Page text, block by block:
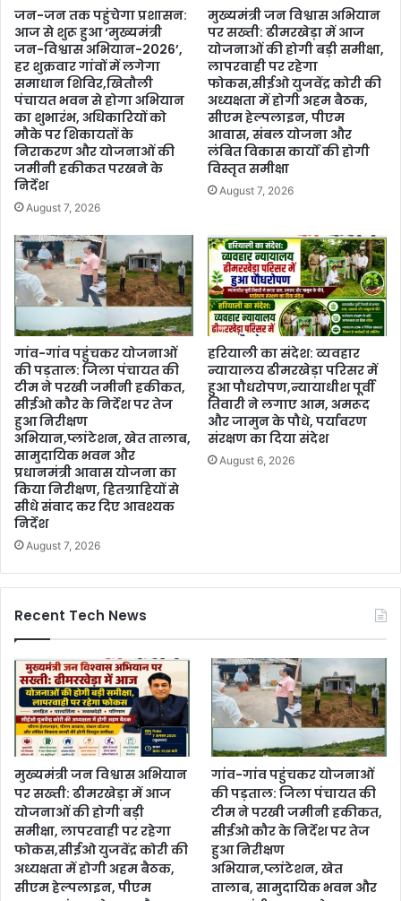
जन-जन तक पहुंचेगा प्रशासन:
आज से शुरू हुआ ‘मुख्यमंत्री
जन-विश्वास अभियान-2026’,
हर शुक्रवार गांवों में लगेगा
समाधान शिविर,खितौली
पंचायत भवन से होगा अभियान
का शुभारंभ, अधिकारियों को
मौके पर शिकायतों के
निराकरण और योजनाओं की
जमीनी हकीकत परखने के
निर्देश
August 7, 2026
मुख्यमंत्री जन विश्वास अभियान
पर सख्ती: ढीमरखेड़ा में आज
योजनाओं की होगी बड़ी समीक्षा,
लापरवाही पर रहेगा
फोकस,सीईओ युजवेंद्र कोरी की
अध्यक्षता में होगी अहम बैठक,
सीएम हेल्पलाइन, पीएम
आवास, संबल योजना और
लंबित विकास कार्यों की होगी
विस्तृत समीक्षा
August 7, 2026
गांव-गांव पहुंचकर योजनाओं
की पड़ताल: जिला पंचायत की
टीम ने परखी जमीनी हकीकत,
सीईओ कौर के निर्देश पर तेज
हुआ निरीक्षण
अभियान,प्लांटेशन, खेत तालाब,
सामुदायिक भवन और
प्रधानमंत्री आवास योजना का
किया निरीक्षण, हितग्राहियों से
सीधे संवाद कर दिए आवश्यक
निर्देश
August 7, 2026
हरियाली का संदेश: व्यवहार
न्यायालय ढीमरखेड़ा परिसर में
हुआ पौधरोपण,न्यायाधीश पूर्वी
तिवारी ने लगाए आम, अमरूद
और जामुन के पौधे, पर्यावरण
संरक्षण का दिया संदेश
August 6, 2026
Recent Tech News
मुख्यमंत्री जन विश्वास अभियान
पर सख्ती: ढीमरखेड़ा में आज
योजनाओं की होगी बड़ी
समीक्षा, लापरवाही पर रहेगा
फोकस,सीईओ युजवेंद्र कोरी की
अध्यक्षता में होगी अहम बैठक,
सीएम हेल्पलाइन, पीएम
गांव-गांव पहुंचकर योजनाओं
की पड़ताल: जिला पंचायत की
टीम ने परखी जमीनी हकीकत,
सीईओ कौर के निर्देश पर तेज
हुआ निरीक्षण
अभियान,प्लांटेशन, खेत
तालाब, सामुदायिक भवन और